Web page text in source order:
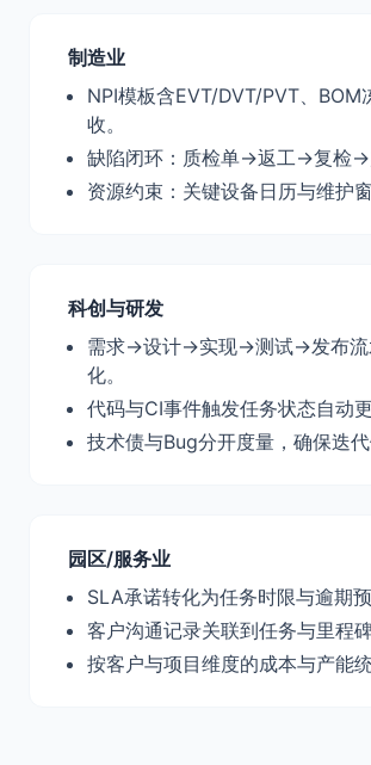
制造业
NPI模板含EVT/DVT/PVT、BOM
收。
缺陷闭环：质检单→返工→复检→
资源约束：关键设备日历与维护窗
科创与研发
需求→设计→实现→测试→发布流
化。
代码与CI事件触发任务状态自动更
技术债与Bug分开度量，确保迭代
园区/服务业
SLA承诺转化为任务时限与逾期预
客户沟通记录关联到任务与里程碑
按客户与项目维度的成本与产能统